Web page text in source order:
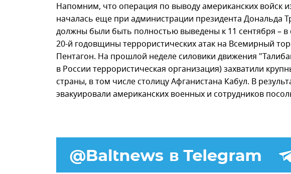
Напомним, что операция по выводу американских войск
началась еще при администрации президента Дональда
должны были быть полностью выведены к 11 сентября –
20-й годовщины террористических атак на Всемирный
Пентагон. На прошлой неделе силовики движения
в России террористическая организация) захватили
страны, в том числе столицу Афганистана Кабул. В
эвакуировали американских военных и сотрудников